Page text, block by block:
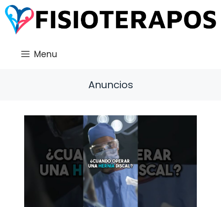
Saltar
al
contenido
Menu
Anuncios